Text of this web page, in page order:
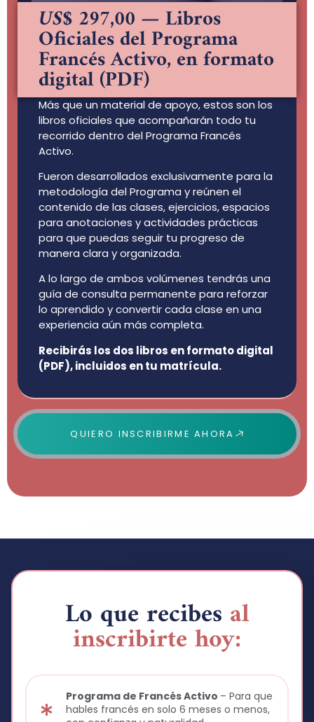
US$ 297,00— Libros
Oficiales del Programa
Francés Activo, en formato
digital (PDF)
Más que un material de apoyo, estos son los
libros oficiales que acompañarán todo tu
recorrido dentro del Programa Francés
Activo.
Fueron desarrollados exclusivamente para la
metodología del Programa y reúnen el
contenido de las clases, ejercicios, espacios
para anotaciones y actividades prácticas
para que puedas seguir tu progreso de
manera clara y organizada.
A lo largo de ambos volúmenes tendrás una
guía de consulta permanente para reforzar
lo aprendido y convertir cada clase en una
experiencia aún más completa.
Recibirás los dos libros en formato digital
(PDF), incluidos en tu matrícula.
QUIERO INSCRIBIRME AHORA
Lo que recibes al
inscribirte hoy:
Programa de Francés Activo – Para que
hables francés en solo 6 meses o menos,